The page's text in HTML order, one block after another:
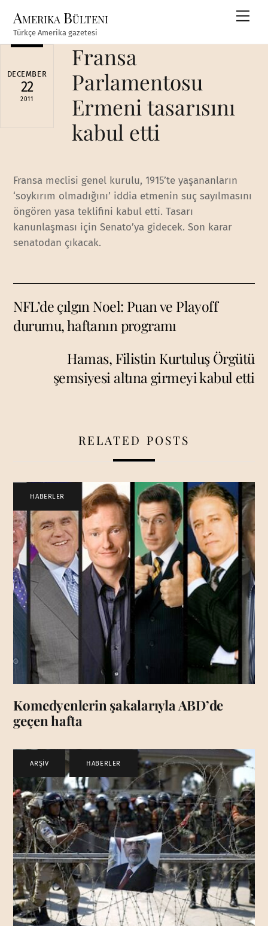
content
Amerika Bülteni
Türkçe Amerika gazetesi
DECEMBER
22
2011
Fransa
Parlamentosu
Ermeni tasarısını
kabul etti
Fransa meclisi genel kurulu, 1915’te yaşananların
‘soykırım olmadığını’ iddia etmenin suç sayılmasını
öngören yasa teklifini kabul etti. Tasarı
kanunlaşması için Senato’ya gidecek. Son karar
senatodan çıkacak.
NFL’de çılgın Noel: Puan ve Playoff
durumu, haftanın programı
Hamas, Filistin Kurtuluş Örgütü
şemsiyesi altına girmeyi kabul etti
RELATED POSTS
HABERLER
Komedyenlerin şakalarıyla ABD’de
geçen hafta
ARŞİV , HABERLER